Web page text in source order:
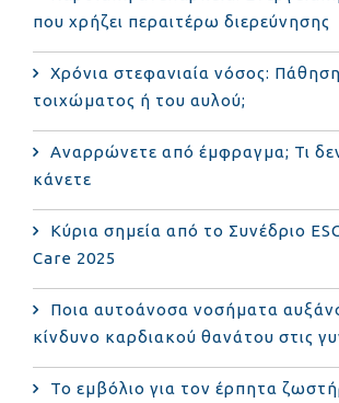
που χρήζει περαιτέρω διερεύνησης
Χρόνια στεφανιαία νόσος:
τοιχώματος ή του αυλού;
Αναρρώνετε από έμφραγμα; Τι
κάνετε
Κύρια σημεία από το Συνέδριο
Care 2025
Ποια αυτοάνοσα νοσήματα
κίνδυνο καρδιακού θανάτου στις
Το εμβόλιο για τον έρπητα